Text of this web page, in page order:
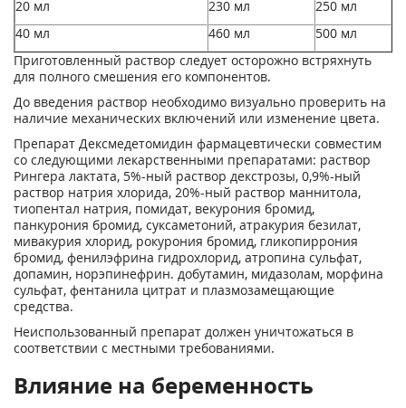
20 мл 230 мл
250 мл
40 мл
460 мл
500 мл
Приготовленный раствор следует осторожно встряхнуть
для полного смешения его компонентов.
До введения раствор необходимо визуально проверить на
наличие механических включений или изменение цвета.
Препарат Дексмедетомидин фармацевтически совместим
со следующими лекарственными препаратами: раствор
Рингера лактата, 5%-ный раствор декстрозы, 0,9%-ный
раствор натрия хлорида, 20%-ный раствор маннитола,
тиопентал натрия, помидат, векурония бромид,
панкурония бромид, суксаметоний, атракурия безилат,
мивакурия хлорид, рокурония бромид, гликопиррония
бромид, фенилэфрина гидрохлорид, атропина сульфат,
допамин, норэпинефрин. добутамин, мидазолам, морфина
сульфат, фентанила цитрат и плазмозамещающие
средства.
Неиспользованный препарат должен уничтожаться в
соответствии с местными требованиями.
Влияние на беременность